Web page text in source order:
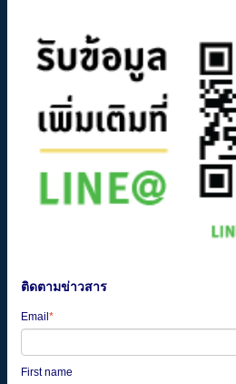
ติดตามข่าวสาร
Email *
First name